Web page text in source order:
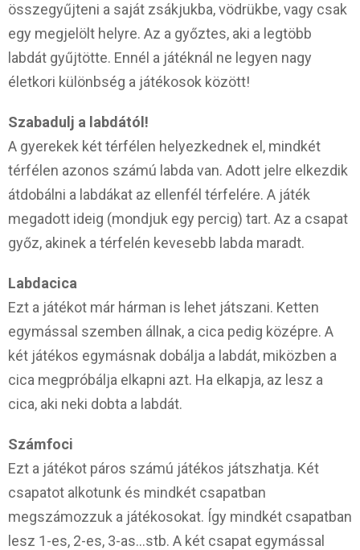
összegyűjteni a saját zsákjukba, vödrükbe, vagy csak
egy megjelölt helyre. Az a győztes, aki a legtöbb
labdát gyűjtötte. Ennél a játéknál ne legyen nagy
életkori különbség a játékosok között!
Szabadulj a labdától!
A gyerekek két térfélen helyezkednek el, mindkét
térfélen azonos számú labda van. Adott jelre elkezdik
átdobálni a labdákat az ellenfél térfelére. A játék
megadott ideig (mondjuk egy percig) tart. Az a csapat
győz, akinek a térfelén kevesebb labda maradt.
Labdacica
Ezt a játékot már hárman is lehet játszani. Ketten
egymással szemben állnak, a cica pedig középre. A
két játékos egymásnak dobálja a labdát, miközben a
cica megpróbálja elkapni azt. Ha elkapja, az lesz a
cica, aki neki dobta a labdát.
Számfoci
Ezt a játékot páros számú játékos játszhatja. Két
csapatot alkotunk és mindkét csapatban
megszámozzuk a játékosokat. Így mindkét csapatban
lesz 1-es, 2-es, 3-as…stb. A két csapat egymással